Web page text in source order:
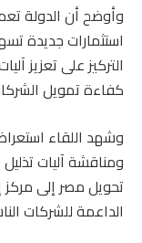
وأوضح أن الدولة
استثمارات جديدة
التركيز على تعزيز
كفاءة تمويل
ومناقشة آليات
تحويل مصر إلى مركز
الداعمة للشركات